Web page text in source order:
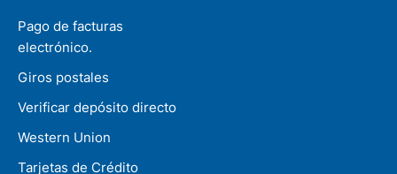
Pago de facturas
electrónico.
Giros postales
Verificar depósito directo
Western Union
Tarjetas de Crédito